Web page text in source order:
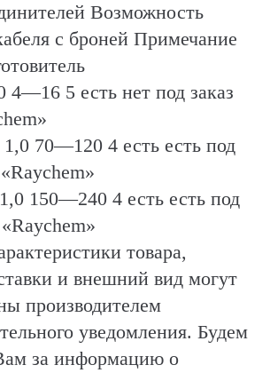
Возможность
с броней Примечание
4—16 5 есть нет под заказ
70—120 4 есть есть под
150—240 4 есть есть под
товара,
и внешний вид могут
производителем
уведомления. Будем
за информацию о